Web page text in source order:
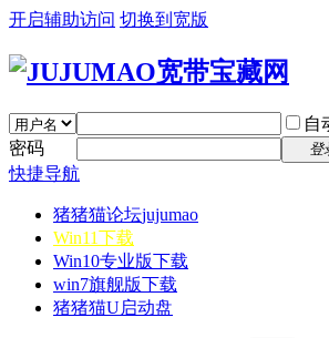
开启辅助访问 切换到宽版
自
密码
登
快捷导航
猪猪猫论坛jujumao
Win11下载
Win10专业版下载
win7旗舰版下载
猪猪猫U启动盘